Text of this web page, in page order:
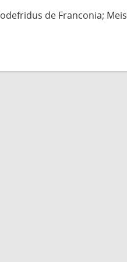
de Franconia;